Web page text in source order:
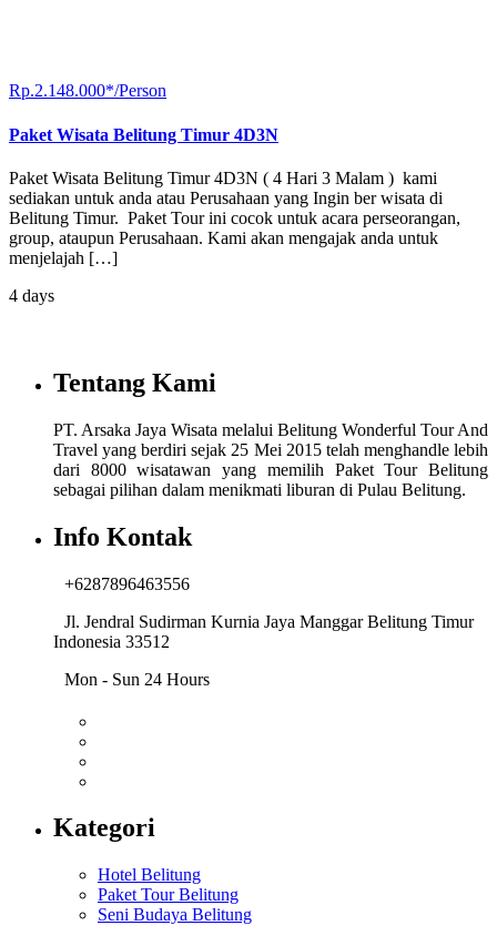
Rp.2.148.000*/Person
Paket Wisata Belitung Timur 4D3N
Paket Wisata Belitung Timur 4D3N ( 4 Hari 3 Malam ) kami
sediakan untuk anda atau Perusahaan yang Ingin ber wisata di
Belitung Timur. Paket Tour ini cocok untuk acara perseorangan,
group, ataupun Perusahaan. Kami akan mengajak anda untuk
menjelajah […]
4 days
Tentang Kami
PT. Arsaka Jaya Wisata melalui Belitung Wonderful Tour And
Travel yang berdiri sejak 25 Mei 2015 telah menghandle lebih
dari 8000 wisatawan yang memilih Paket Tour Belitung
sebagai pilihan dalam menikmati liburan di Pulau Belitung.
Info Kontak
+6287896463556
Jl. Jendral Sudirman Kurnia Jaya Manggar Belitung Timur
Indonesia 33512
Mon - Sun 24 Hours
Kategori
Hotel Belitung
Paket Tour Belitung
Seni Budaya Belitung